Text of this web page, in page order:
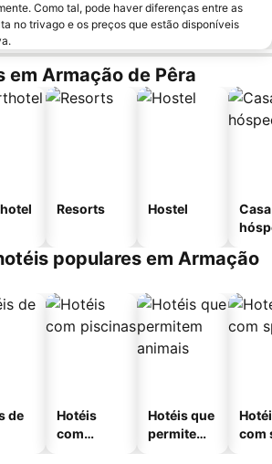
Como tal, pode haver diferenças entre as
no trivago e os preços que estão disponíveis
em Armação de Pêra
Resorts Hostel
populares em Armação
de
Hotéis
com
Hotéis que
permitem
com